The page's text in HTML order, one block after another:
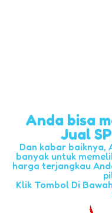
Anda bisa
Jual
Dan kabar baiknya,
banyak untuk
harga terjangkau
Klik Tombol Di